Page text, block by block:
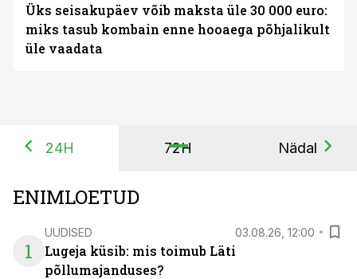
Üks seisakupäev võib maksta üle 30 000 euro:
miks tasub kombain enne hooaega põhjalikult
üle vaadata
24H 72H Nädal
ENIMLOETUD
1
UUDISED 03.08.26, 12:00
Lugeja küsib: mis toimub Läti
põllumajanduses?